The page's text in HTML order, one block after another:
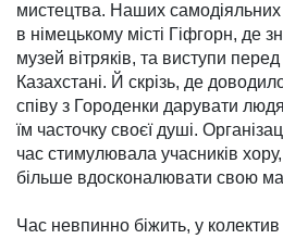
мистецт­ва. Наших самодіяльних
в німецькому місті Гіфгорн, де
музей вітряків, та виступи
Казах­стані. Й скрізь, де
співу з Городенки дарувати
їм часточку своєї душі.
час стимулювала учасни­ків
більше вдоско­налювати свою
Час невпинно біжить, у